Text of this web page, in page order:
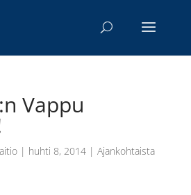
Vappu
| huhti 8, 2014| Ajankohtaista